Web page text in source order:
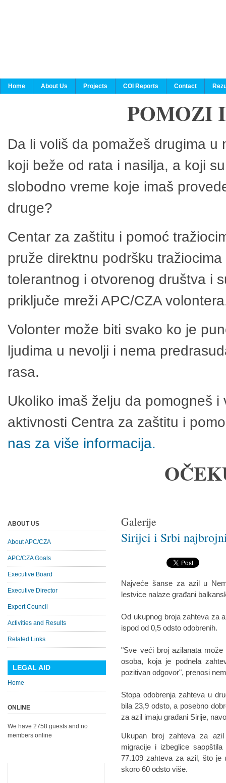
Home About Us Projects COI Reports Contact
POMOZI
Da li voliš da pomažeš drugima
koji beže od rata i nasilja, a koji
slobodno vreme koje imaš
druge?
Centar za zaštitu i pomoć
pruže direktnu podršku
tolerantnog i otvorenog društva i
priključe mreži APC/CZA
Volonter može biti svako ko je
ljudima u nevolji i nema
rasa.
Ukoliko imaš želju da pomogneš
aktivnosti Centra za zaštitu i
nas za više informacija.
Galerije
Sirijci i Srbi
Najveće šanse za azil u
lestvice nalaze građani
Od ukupnog broja zahteva za
ispod od 0,5 odsto odobrenih.
"Sve veći broj azilanata
osoba, koja je podnela
pozitivan odgovor", prenosi
Stopa odobrenja zahteva u
bila 23,9 odsto, a posebno
za azil imaju građani Sirije,
Ukupan broj zahteva za
migracije i izbeglice
77.109 zahteva za azil, što je
skoro 60 odsto više.
ABOUT US
About APC/CZA
APC/CZA Goals
Executive Board
Executive Director
Expert Council
Activities and Results
Related Links
LEGAL AID
Home
ONLINE
We have 2758 guests and no
members online